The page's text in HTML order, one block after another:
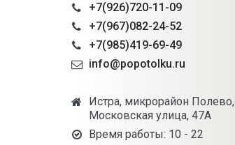
+7(926)720-11-09
+7(967)082-24-52
+7(985)419-69-49
info@popotolku.ru
Истра, микрорайон Полево,
Московская улица, 47А
Время работы: 10 - 22